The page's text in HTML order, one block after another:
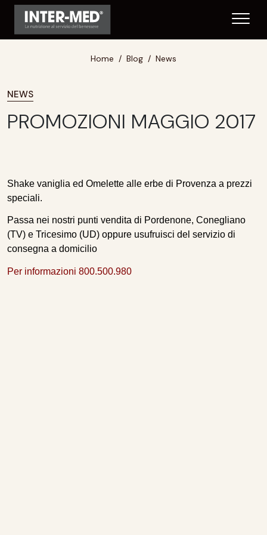
Home Blog News
NEWS
PROMOZIONI MAGGIO 2017
Shake vaniglia ed Omelette alle erbe di Provenza a prezzi
speciali.
Passa nei nostri punti vendita di Pordenone, Conegliano
(TV) e Tricesimo (UD) oppure usufruisci del servizio di
consegna a domicilio
Per informazioni 800.500.980